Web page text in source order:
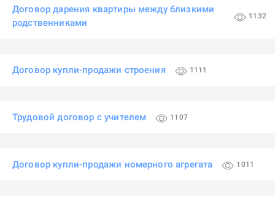
Договор дарения квартиры между близкими
родственниками
1132
Договор купли-продажи строения 1111
Трудовой договор с учителем 1107
Договор купли-продажи номерного агрегата 1011